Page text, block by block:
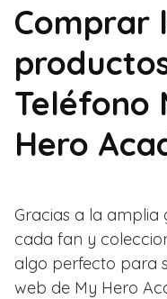
Comprar
Teléfono
Hero
Gracias a la amplia
cada fan y
algo perfecto para
web de My Hero